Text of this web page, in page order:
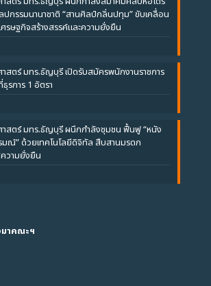
กรรมนานาชาติ “สานศิลป์กลิ่นปทุม” ขับเคลื่อน
รษฐกิจสร้างสรรค์และความยั่งยืน
สตร์ มทร.ธัญบุรี เปิดรับสมัครพนักงานราชการ
รการ 1 อัตรา
สตร์ มทร.ธัญบุรี ผนึกกำลังชุมชน ฟื้นฟู “หนัง
มณ์” ด้วยเทคโนโลยีดิจิทัล สืบสานมรดก
วามยั่งยืน
มาคณะฯ